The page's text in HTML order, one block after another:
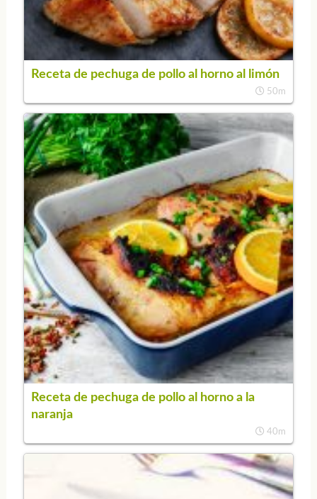
Receta de pechuga de pollo al horno al limón
50m
Receta de pechuga de pollo al horno a la
naranja
40m